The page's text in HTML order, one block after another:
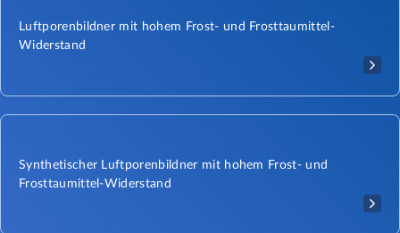
Luftporenbildner mit hohem Frost- und Frosttaumittel-
Widerstand
Synthetischer Luftporenbildner mit hohem Frost- und
Frosttaumittel-Widerstand